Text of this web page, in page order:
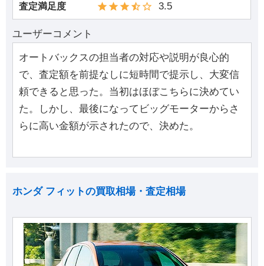
査定満足度 3.5
ユーザーコメント
オートバックスの担当者の対応や説明が良心的
で、査定額を前提なしに短時間で提示し、大変信
頼できると思った。当初はほぼこちらに決めてい
た。しかし、最後になってビッグモーターからさ
らに高い金額が示されたので、決めた。
ホンダ フィットの買取相場・査定相場